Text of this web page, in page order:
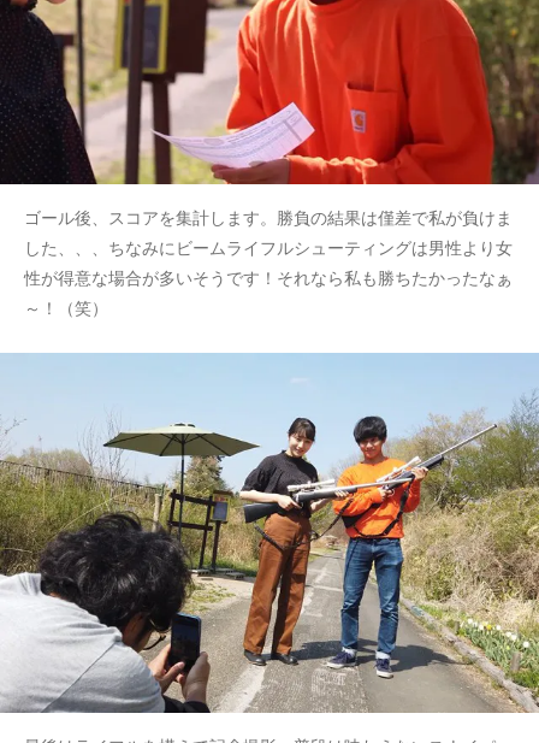
ゴール後、スコアを集計します。勝負の結果は僅差で私が負けま
した、、、ちなみにビームライフルシューティングは男性より女
性が得意な場合が多いそうです！それなら私も勝ちたかったなぁ
～！（笑）